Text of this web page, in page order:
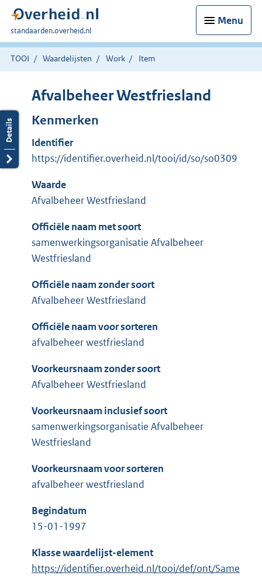
Menu
U
bent
hier:
standaarden.overheid.nl
TOOI Waardelijsten Work Item
Afvalbeheer Westfriesland
Kenmerken
Identifier
https://identifier.overheid.nl/tooi/id/so/so0309
Waarde
Afvalbeheer Westfriesland
Officiële naam met soort
samenwerkingsorganisatie Afvalbeheer
Westfriesland
Officiële naam zonder soort
Afvalbeheer Westfriesland
Officiële naam voor sorteren
afvalbeheer westfriesland
Voorkeursnaam zonder soort
Afvalbeheer Westfriesland
Voorkeursnaam inclusief soort
samenwerkingsorganisatie Afvalbeheer
Westfriesland
Voorkeursnaam voor sorteren
afvalbeheer westfriesland
Begindatum
15-01-1997
Klasse waardelijst-element
https://identifier.overheid.nl/tooi/def/ont/Same